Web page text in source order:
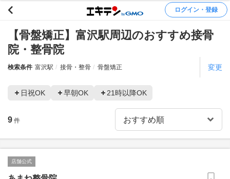
ログイン・登録
【骨盤矯正】富沢駅周辺のおすすめ接骨
院・整骨院
検索条件 富沢駅 接骨・整骨 骨盤矯正 変更
日祝OK 早朝OK 21時以降OK
9 件
店舗公式